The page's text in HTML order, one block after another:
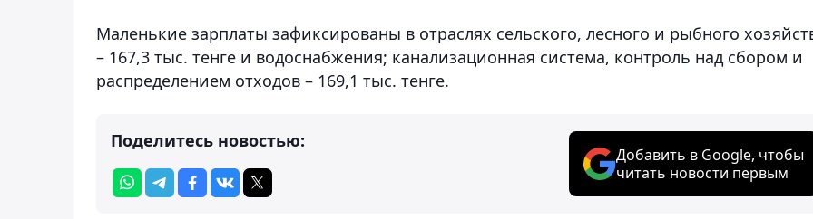
Маленькие зарплаты зафиксированы в отраслях сельского, лесного и рыбного
– 167,3 тыс. тенге и водоснабжения; канализационная система, контроль над сбором и
распределением отходов – 169,1 тыс. тенге.
Поделитесь новостью:
Добавить в Google, чтобы
читать новости первым